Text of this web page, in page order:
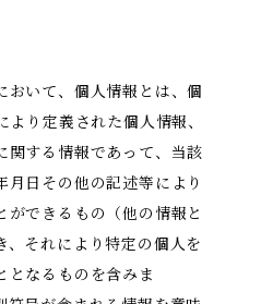
おいて、個人情報とは、個
り定義された個人情報、
関する情報であって、当該
日その他の記述等により
できるもの（他の情報と
、それにより特定の個人を
となるものを含みま